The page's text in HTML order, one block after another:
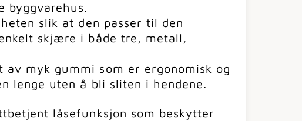
byggvarehus.
slik at den passer til den
skjære i både tre, metall,
av myk gummi som er ergonomisk og
lenge uten å bli sliten i hendene.
låsefunksjon som beskytter